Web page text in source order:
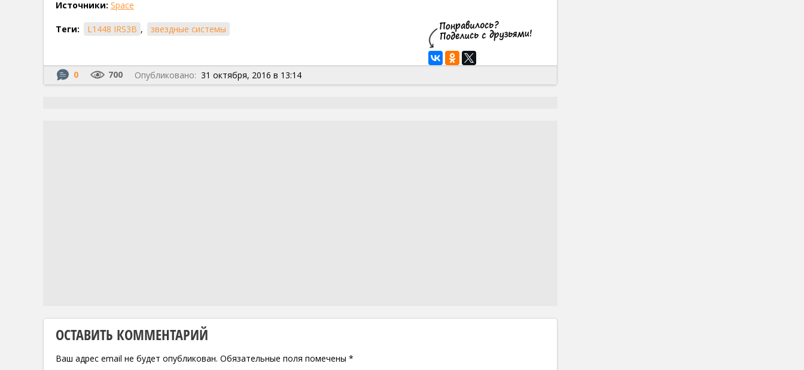
Источники: Space
Теги: L1448 IRS3B , звездные системы
0 700 Опубликовано: 31 октября, 2016 в 13:14
ОСТАВИТЬ КОММЕНТАРИЙ
Ваш адрес email не будет опубликован. Обязательные поля помечены *